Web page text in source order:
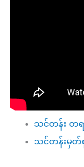
သင်တန်း တရ
သင်တန်းမှတ်စု